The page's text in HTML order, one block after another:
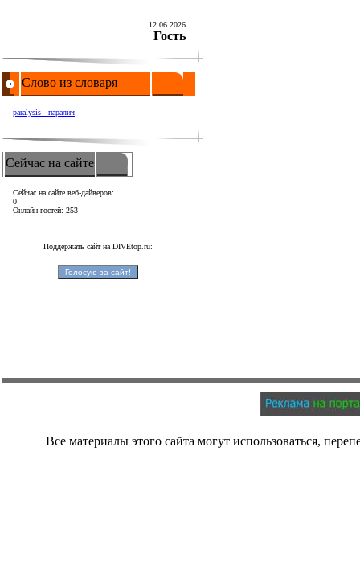
12.06.2026
Гость
Слово из словаря
paralysis - паралич
Сейчас на сайте
Сейчас на сайте веб-дайверов:
0
Онлайн гостей: 253
Поддержать сайт на DIVEtop.ru:
Все материалы этого сайта могут использоваться,